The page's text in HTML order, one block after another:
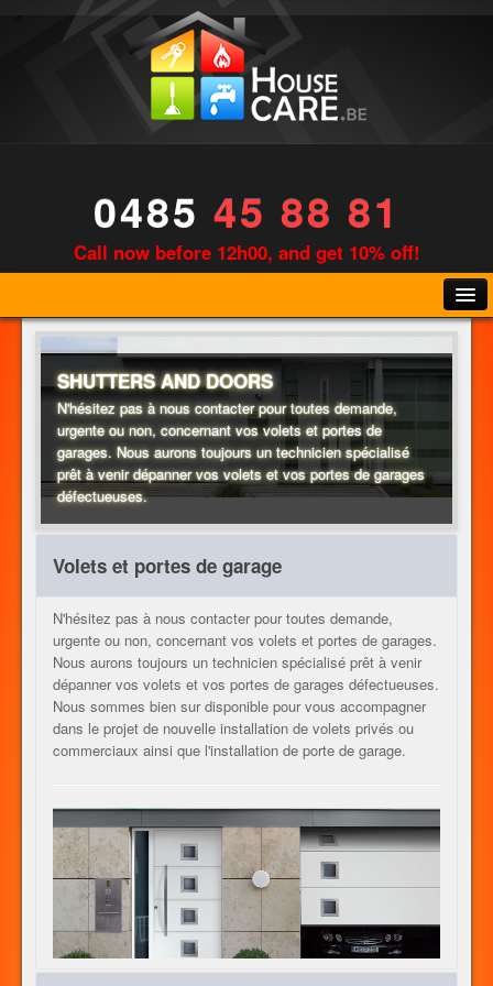
0485 45 88 81
Call now before 12h00, and get 10% off!
KLEMPNER
HEIZUNG
SHUTTERS AND DOORS
UNSERE DIENSTLEISTUNGEN
KONTAKT
SHUTTERS AND DOORS
N'hésitez pas à nous contacter pour toutes demande,
urgente ou non, concernant vos volets et portes de
garages. Nous aurons toujours un technicien spécialisé
prêt à venir dépanner vos volets et vos portes de garages
défectueuses.
Volets et portes de garage
N'hésitez pas à nous contacter pour toutes demande,
urgente ou non, concernant vos volets et portes de garages.
Nous aurons toujours un technicien spécialisé prêt à venir
dépanner vos volets et vos portes de garages défectueuses.
Nous sommes bien sur disponible pour vous accompagner
dans le projet de nouvelle installation de volets privés ou
commerciaux ainsi que l'installation de porte de garage.